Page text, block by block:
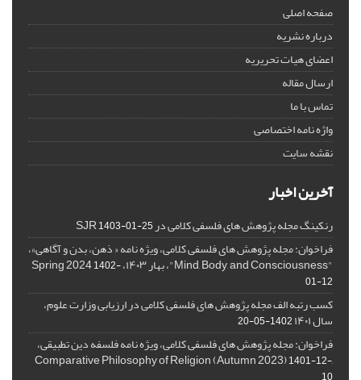
صفحه اصلی
درباره نشریه
اعضای هیات تحریریه
ارسال مقاله
تماس با ما
واژه نامه اختصاصی
نقشه سایت
آخرین اخبار
رنکینگ مجله پژوهش های فلسفی کلامی در SJR1403-01-25
فراخوان: مجله پژوهش های فلسفی کلامی، ویژه نامه « ذهن، بدن و آگاهی»،
"Mind, Body, and Consciousness"، بهار ۱۴۰۳، Spring 2024
1402-
01-12
کسب رتبه الف مجله پژوهش های فلسفی کلامی در ارزیابی وزارت علوم،
سال ۱۴۰۱ 1402-05-20
فراخوان: مجله پژوهش های فلسفی کلامی، ویژه نامه فلسفه دین تطبیقی،
,Comparative Philosophy of Religion (Autumn 2023)
1401-12-